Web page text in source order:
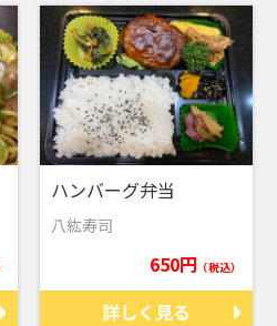
ハンバーグ弁当
八紘寿司
650円 （税込）
詳しく見る